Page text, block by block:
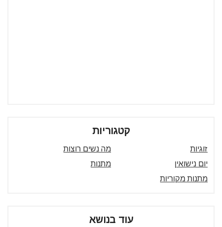
קטגוריות
זוגיות
מה נשים רוצות
יום נישואין
מתנות
מתנות מקוריות
עוד בנושא